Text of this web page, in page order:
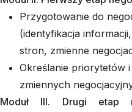
Przygotowanie do
(identyfikacja
stron, zmienne
Określanie priorytetów
zmiennych
Moduł III. Drugi etap